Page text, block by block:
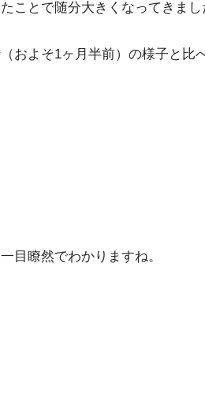
ことで随分大きくなってきまし
およそ1ヶ月半前）の様子と比
目瞭然でわかりますね。